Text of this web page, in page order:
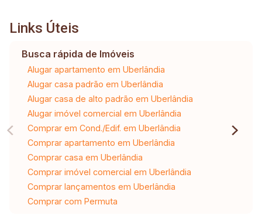
Links Úteis
Busca rápida de Imóveis
Alugar apartamento em Uberlândia
Alugar casa padrão em Uberlândia
Alugar casa de alto padrão em Uberlândia
Alugar imóvel comercial em Uberlândia
Comprar em Cond./Edif. em Uberlândia
Comprar apartamento em Uberlândia
Comprar casa em Uberlândia
Comprar imóvel comercial em Uberlândia
Comprar lançamentos em Uberlândia
Comprar com Permuta